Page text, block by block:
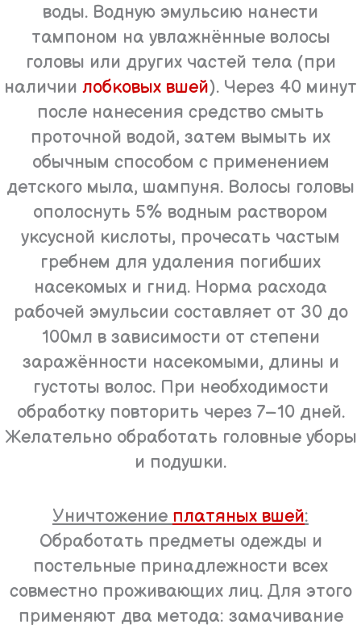
воды. Водную эмульсию нанести
тампоном на увлажнённые волосы
головы или других частей тела (при
наличии лобковых вшей). Через 40 минут
после нанесения средство смыть
проточной водой, затем вымыть их
обычным способом с применением
детского мыла, шампуня. Волосы головы
ополоснуть 5% водным раствором
уксусной кислоты, прочесать частым
гребнем для удаления погибших
насекомых и гнид. Норма расхода
рабочей эмульсии составляет от 30 до
100мл в зависимости от степени
заражённости насекомыми, длины и
густоты волос. При необходимости
обработку повторить через 7–10 дней.
Желательно обработать головные уборы
и подушки.
Уничтожение платяных вшей:
Обработать предметы одежды и
постельные принадлежности всех
совместно проживающих лиц. Для этого
применяют два метода: замачивание